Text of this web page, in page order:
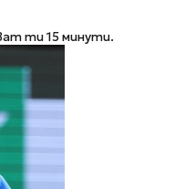
ти 15 минути.